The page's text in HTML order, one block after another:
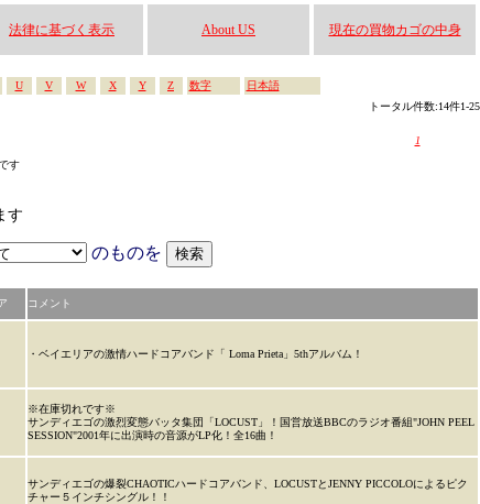
法律に基づく表示 About US 現在の買物カゴの中身
U V W X Y Z 数字
日本語
トータル件数:14件1-25
1
す
す
のものを
コメント
・ベイエリアの激情ハードコアバンド「 Loma Prieta」5thアルバム！
※在庫切れです※
サンディエゴの激烈変態バッタ集団「LOCUST」！国営放送BBCのラジオ番組"JOHN PEEL
SESSION"2001年に出演時の音源がLP化！全16曲！
サンディエゴの爆裂CHAOTICハードコアバンド、LOCUSTとJENNY PICCOLOによるピク
チャー５インチシングル！！